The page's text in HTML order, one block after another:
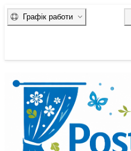
Графік работи